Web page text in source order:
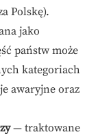
Polskę).
jako
państw może
kategoriach
awaryjne oraz
— traktowane